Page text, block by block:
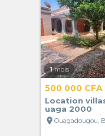
1 mois
500 000 CFA
Location
uaga 2000
location_on Ouagadougou,